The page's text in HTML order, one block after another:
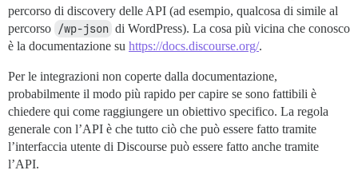
percorso di discovery delle API (ad esempio, qualcosa di simile al
percorso /wp-json di WordPress). La cosa più vicina che conosco
è la documentazione su https://docs.discourse.org/.
Per le integrazioni non coperte dalla documentazione,
probabilmente il modo più rapido per capire se sono fattibili è
chiedere qui come raggiungere un obiettivo specifico. La regola
generale con l’API è che tutto ciò che può essere fatto tramite
l’interfaccia utente di Discourse può essere fatto anche tramite
l’API.